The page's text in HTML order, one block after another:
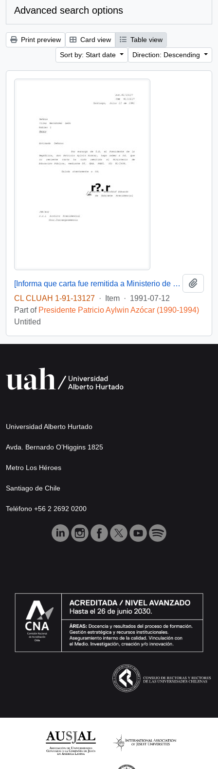
Advanced search options
Print preview Card view
Table view
Sort by: Start date
Direction: Descending
[Informa que carta fue remitida a Ministerio de Educación Pública, mediante Of. GAB. PRES. (0) 91/2438]
CL CLUAH 1-91-13127 · Item · 1991-07-12
Part of Presidente Patricio Aylwin Azócar (1990-1994)
Untitled
Universidad Alberto Hurtado
Avda. Bernardo O’Higgins 1825
Metro Los Héroes
Santiago de Chile
Teléfono +56 2 2692 0200